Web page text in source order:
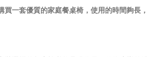
一套優質的家庭餐桌椅，使用的時間夠